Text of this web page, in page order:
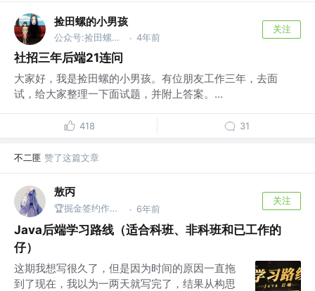
捡田螺的小男孩
公众号:捡田螺的小男孩 · 4年前
关注
社招三年后端21连问
大家好，我是捡田螺的小男孩。有位朋友工作三年，去面
试，给大家整理一下面试题，并附上答案。...
418 31
不二匪 赞了这篇文章
敖丙
🏆掘金签约作者 @微信搜：敖丙 · 6年前
关注
Java后端学习路线（适合科班、非科班和已工作的
仔）
这期我想写很久了，但是因为时间的原因一直拖
到了现在，我以为一两天就写完了，结果从构思